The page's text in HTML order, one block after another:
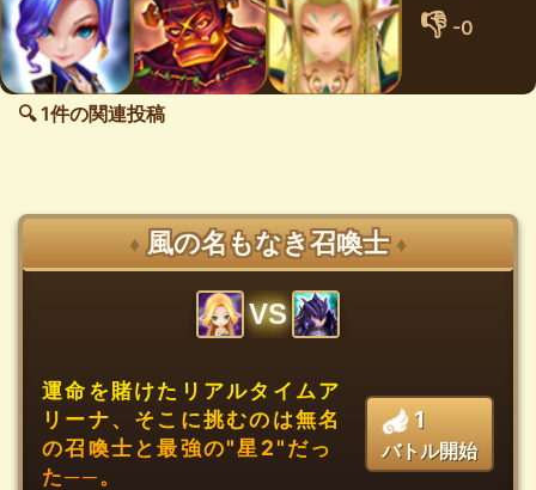
👎 -0
🔍 1件の関連投稿
♦ 風の名もなき召喚士 ♦
VS
運命を賭けたリアルタイムア
リーナ、そこに挑むのは無名
の召喚士と最強の"星2"だっ
た──。
1
バトル開始